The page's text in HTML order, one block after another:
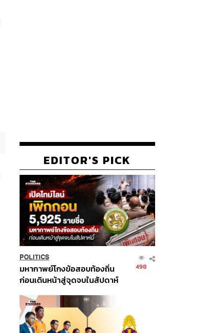
EDITOR'S PICK
POLITICS
มหากาพย์โกงข้อสอบท้องถิ่น
ก่อนเดินหน้าสู่จุดจบในสัปดาห์
498